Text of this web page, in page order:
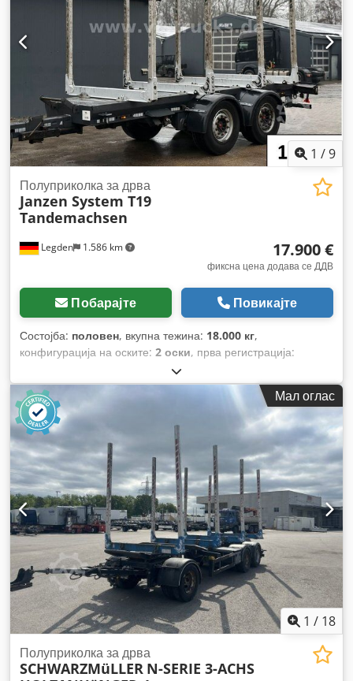
1 /9
Legden 1.586 km
Полуприколка за дрва
Janzen System T19
Tandemachsen
17.900 €
фиксна цена додава се ДДВ
Побарајте Повикајте
Состојба: половен, вкупна тежина: 18.000 кг,
конфигурација на оските: 2 оски, прва регистрација:
, следен преглед (TÜV):
2.550 мм, вкупна висина:3.900 мм,
Мал оглас
1 / 18
Полуприколка за дрва
SCHWARZMüLLER N-SERIE 3-ACHS